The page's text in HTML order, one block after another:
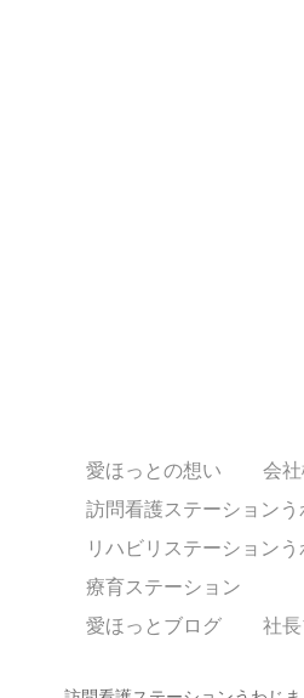
愛ほっとの想い
会
訪問看護ステーションう
リハビリステーション
療育ステーション
愛ほっとブログ
社